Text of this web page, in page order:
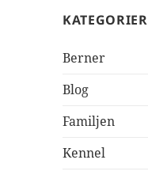
KATEGORIER
Berner
Blog
Familjen
Kennel